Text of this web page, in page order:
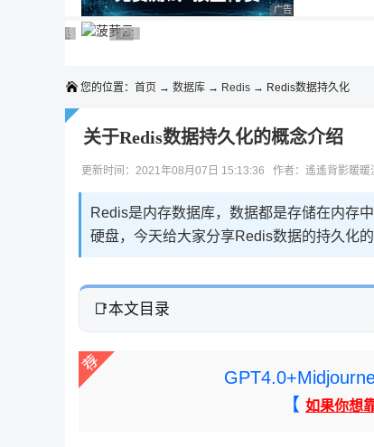
广告 商业广告，理性选
广告 商业广告，理性选择
广告 商业广告，理性选择
广告 商业广告，理性选择广告 商业广告，理性选择
广告 商业广告，理性选择
您的位置： 首页 → 数据库 → Redis → Redis数据持久化
关于Redis数据持久化的概念介绍
更新时间：2021年08月07日 15:13:36 作者：遙遙背影暖暖
Redis是内存数据库，数据都是存储在内存
硬盘，今天给大家分享Redis数据的持久化
本文目录
【 如果你想